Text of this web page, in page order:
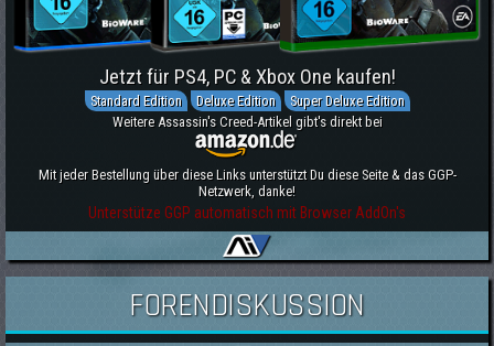
Jetzt für PS4, PC & Xbox One kaufen!
Standard Edition Deluxe Edition
Super Deluxe Edition
Weitere Assassin's Creed-Artikel gibt's direkt bei
Mit jeder Bestellung über diese Links unterstützt Du diese Seite & das GGP-
Netzwerk, danke!
Unterstütze GGP automatisch mit Browser AddOn's
FORENDISKUSSION